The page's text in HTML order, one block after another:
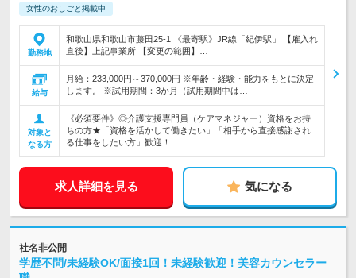
女性のおしごと掲載中
勤務地
和歌山県和歌山市藤田25-1 《最寄駅》JR線「紀伊駅」 【雇入れ
直後】上記事業所 【変更の範囲】…
給与
月給：233,000円～370,000円 ※年齢・経験・能力をもとに決定
します。 ※試用期間：3か月（試用期間中は…
対象と
なる方
《必須要件》◎介護支援専門員（ケアマネジャー）資格をお持
ちの方★「資格を活かして働きたい」「相手から直接感謝され
る仕事をしたい方」歓迎！
求人詳細を見る 気になる
社名非公開
学歴不問/未経験OK/面接1回！未経験歓迎！美容カウンセラー